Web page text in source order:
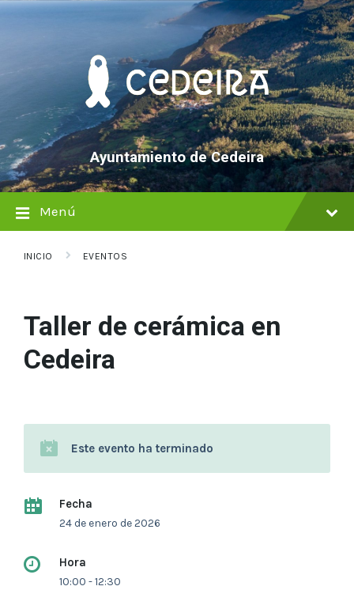
saltar
Saltar
Saltar
Ayuntamiento de Cedeira
Menú
INICIO EVENTOS
Taller de cerámica en
Cedeira
Este evento ha terminado
Fecha
24 de enero de 2026
Hora
10:00 - 12:30